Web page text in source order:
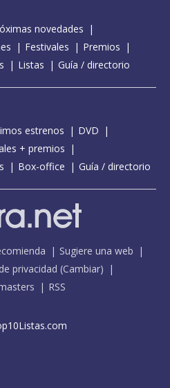
novedades
Festivales
Premios
Listas Guía / directorio
estrenos
DVD
+ premios
Box-office Guía / directorio
Sugiere una web
privacidad (Cambiar)
RSS